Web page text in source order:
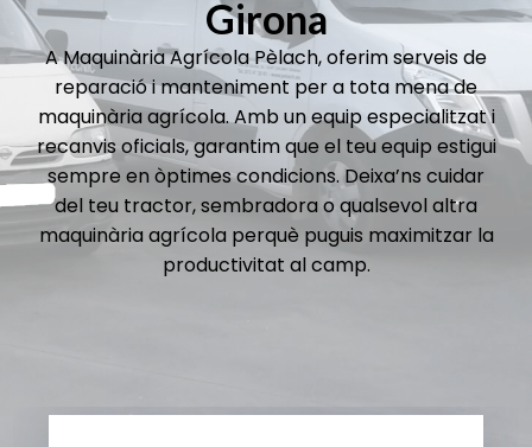
Girona
A Maquinària Agrícola Pèlach, oferim serveis de
reparació i manteniment per a tota mena de
maquinària agrícola. Amb un equip especialitzat i
recanvis oficials, garantim que el teu equip estigui
sempre en òptimes condicions. Deixa’ns cuidar
del teu tractor, sembradora o qualsevol altra
maquinària agrícola perquè puguis maximitzar la
productivitat al camp.